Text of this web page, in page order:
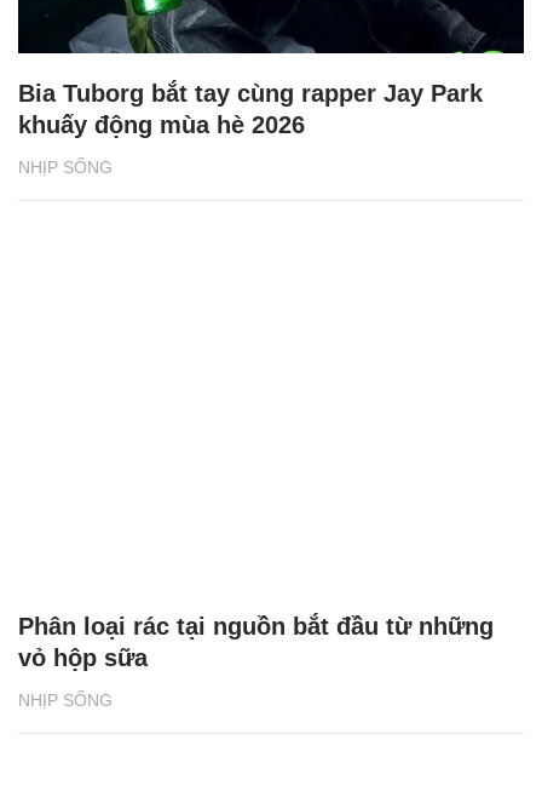
NHỊP SỐNG
Bia Tuborg bắt tay cùng rapper Jay Park
khuấy động mùa hè 2026
NHỊP SỐNG
Phân loại rác tại nguồn bắt đầu từ những
vỏ hộp sữa